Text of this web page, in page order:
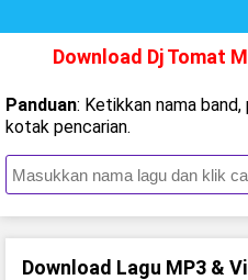
Download Dj Tomat
Panduan: Ketikkan nama
kotak pencarian.
Download Lagu MP3 &